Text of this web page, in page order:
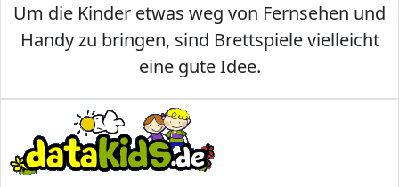
Um die Kinder etwas weg von Fernsehen und
Handy zu bringen, sind Brettspiele vielleicht
eine gute Idee.